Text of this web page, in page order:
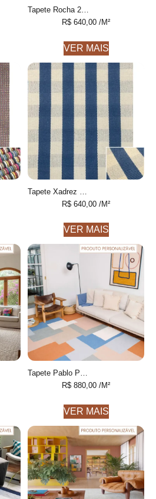
Tapete Rocha 2 feito à mão, 100% algodão reciclado
R$ 640,00 /M²
VER MAIS
R$ 640,00 /M²
VER MAIS
Tapete Pablo Personalizável Geométrico feito à mão, 100% algodão reciclado
R$ 880,00 /M²
VER MAIS